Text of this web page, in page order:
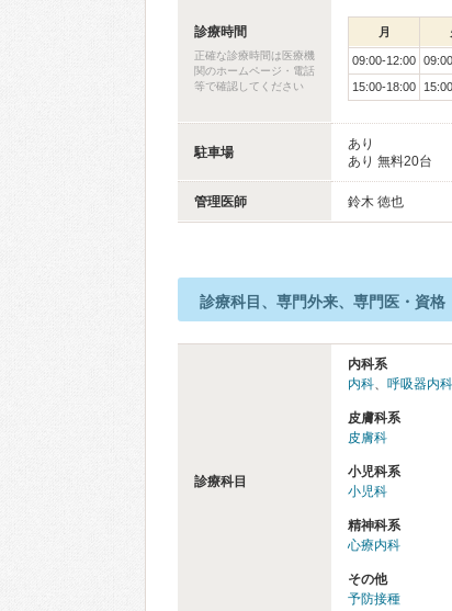
診療時間
正確な診療時間は医療機
関のホームページ・電話
等で確認してください
月
09:00-12:00
15:00-18:00
駐車場
あり
あり 無料20台
管理医師 鈴木 徳也
診療科目、専門外来、専門医・資格
診療科目
内科系
内科、 呼吸器内科
皮膚科系
皮膚科
小児科系
小児科
精神科系
心療内科
その他
予防接種